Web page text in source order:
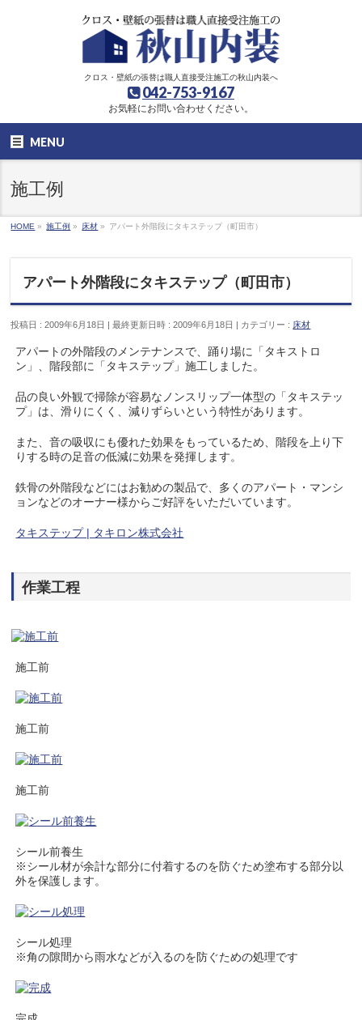
クロス・壁紙の張替は職人直接受注施工の秋山内装へ
042-753-9167
お気軽にお問い合わせください。
MENU
施工例
HOME » 施工例 » 床材 » アパート外階段にタキステップ（町田市）
アパート外階段にタキステップ（町田市）
投稿日 : 2009年6月18日 最終更新日時 : 2009年6月18日 カテゴリー : 床材
アパートの外階段のメンテナンスで、踊り場に「タキストロ
ン」、階段部に「タキステップ」施工しました。
品の良い外観で掃除が容易なノンスリップ一体型の「タキステッ
プ」は、滑りにくく、減りずらいという特性があります。
また、音の吸収にも優れた効果をもっているため、階段を上り下
りする時の足音の低減に効果を発揮します。
鉄骨の外階段などにはお勧めの製品で、多くのアパート・マンシ
ョンなどのオーナー様からご好評をいただいています。
タキステップ | タキロン株式会社
作業工程
施工前
施工前
施工前
シール前養生
※シール材が余計な部分に付着するのを防ぐため塗布する部分以
外を保護します。
シール処理
※角の隙間から雨水などが入るのを防ぐための処理です